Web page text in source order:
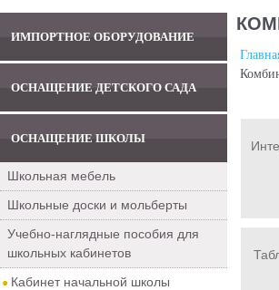
ИМПОРТНОЕ ОБОРУДОВАНИЕ
ОСНАЩЕНИЕ ДЕТСКОГО САДА
ОСНАЩЕНИЕ ШКОЛЫ
Школьная мебель
Школьные доски и мольберты
Учебно-наглядные пособия для
школьных кабинетов
Кабинет начальной школы